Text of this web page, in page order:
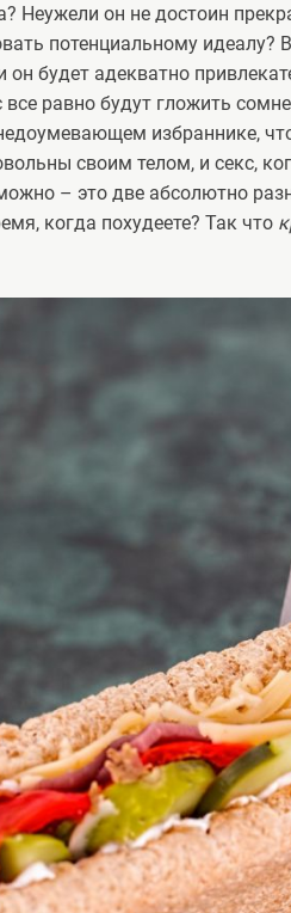
Неужели он не достоин
потенциальному
он будет адекватно
все равно будут гложить
избраннике,
своим телом, и секс,
– это две абсолютно
когда похудеете? Так что